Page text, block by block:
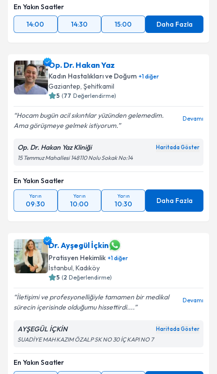
En Yakın Saatler
14:00
14:30 15:00 Daha Fazla
Op. Dr. Hakan Yaz
Kadın Hastalıkları ve Doğum +1diğer
Gaziantep, Şehitkamil
5 (77 Değerlendirme)
Hocam bugün acil sıkıntılar yüzünden gelemedim.
Ama görüşmeye gelmek istiyorum.
Devamı
Op. Dr. Hakan Yaz Kliniği Haritada Göster
15 Temmuz Mahallesi 148110 Nolu Sokak No:14
En Yakın Saatler
Yarın
09:30
Yarın
10:00
Yarın
10:30 Daha Fazla
Dr. Ayşegül İçkin
Pratisyen Hekimlik +1diğer
İstanbul, Kadıköy
5 (2 Değerlendirme)
İletişimi ve profesyonelliğiyle tamamen bir medikal
sürecin içerisinde olduğumu hissettirdi....
Devamı
AYŞEGÜL İÇKİN Haritada Göster
SUADİYE MAH KAZIM ÖZALP SK NO 30 İÇ KAPI NO 7
En Yakın Saatler